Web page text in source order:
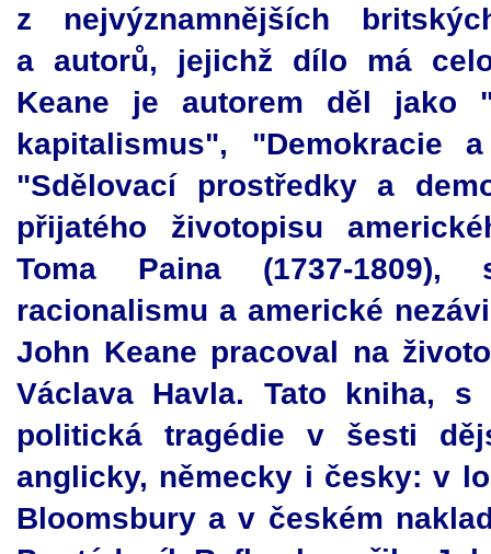
z nejvýznamnějších
a autorů, jejichž dílo má
Keane je autorem děl jako
kapitalismus", "Demokracie
"Sdělovací prostředky a
přijatého životopisu
Toma Paina (1737-1809),
racionalismu a americké
John Keane pracoval na
Václava Havla. Tato kniha, s
politická tragédie v šesti
anglicky, německy i česky: v
Bloomsbury a v českém